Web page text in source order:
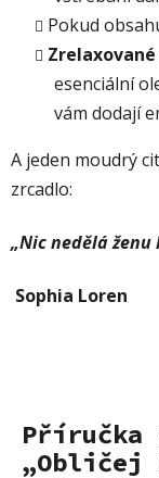
Pokud
esenciální
vám dodají
A jeden moudrý
zrcadlo:
„Nic nedělá
Sophia Loren
Příručka
„Obličej